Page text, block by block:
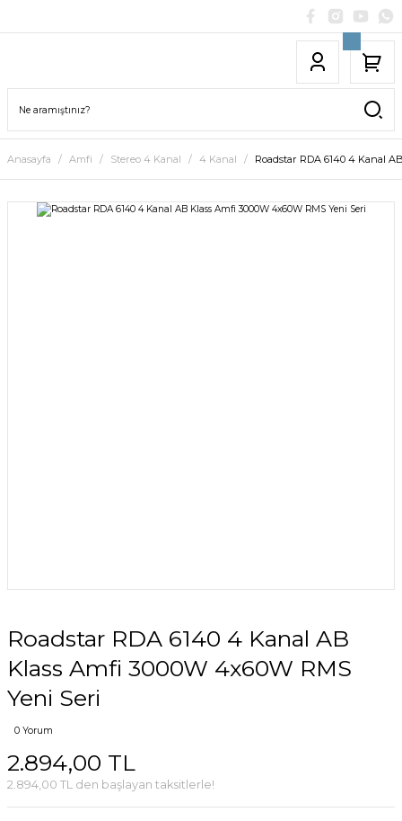
Anasayfa Amfi Stereo 4 Kanal 4 Kanal Roadstar RDA 6140 4 Kanal
Roadstar RDA 6140 4 Kanal AB
Klass Amfi 3000W 4x60W RMS
Yeni Seri
0 Yorum
2.894,00 TL
2.894,00 TL den başlayan taksitlerle!